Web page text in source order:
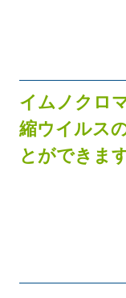
イムノクロ
縮ウイルス
とができます